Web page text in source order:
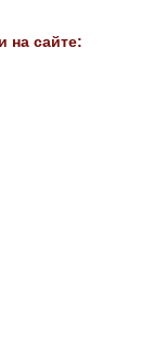
на сайте: